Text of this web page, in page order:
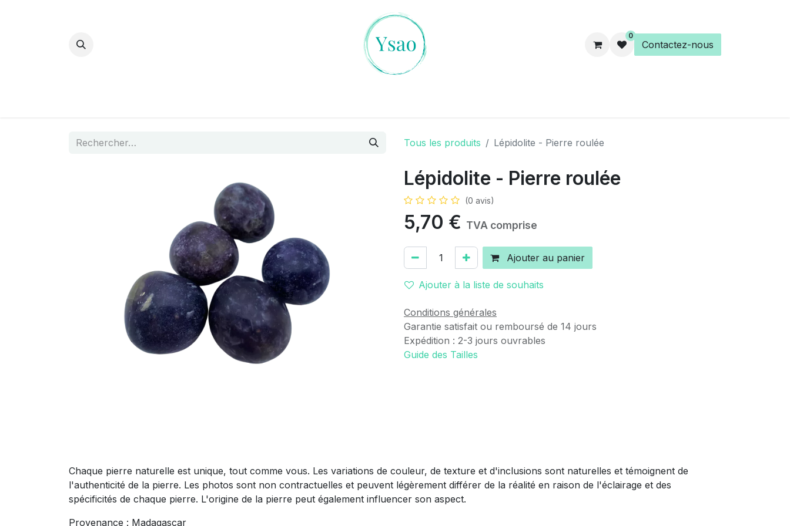
0
Contactez-nous
Tous les produits Lépidolite - Pierre roulée
Lépidolite - Pierre roulée
(0 avis)
5,70 € TVA comprise
Ajouter au panier
Ajouter à la liste de souhaits
Conditions générales
Garantie satisfait ou remboursé de 14 jours
Expédition : 2-3 jours ouvrables
Guide des Tailles
Chaque pierre naturelle est unique, tout comme vous. Les variations de couleur, de texture et d'inclusions sont naturelles et témoignent de
l'authenticité de la pierre. Les photos sont non contractuelles et peuvent légèrement différer de la réalité en raison de l'éclairage et des
spécificités de chaque pierre. L'origine de la pierre peut également influencer son aspect.
Provenance : Madagascar